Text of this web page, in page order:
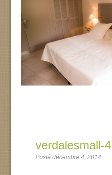
verdalesmall-4
Posté décembre 4, 2014